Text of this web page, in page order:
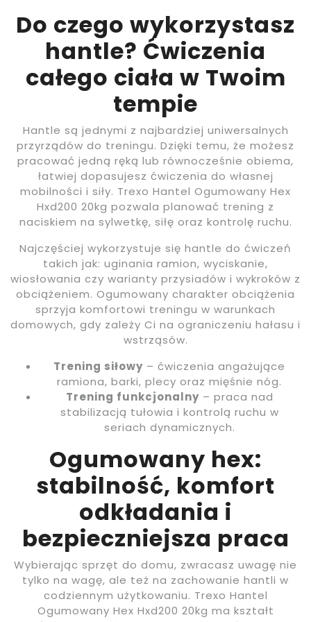
Do czego wykorzystasz
hantle? Ćwiczenia
całego ciała w Twoim
tempie
Hantle są jednymi z najbardziej uniwersalnych
przyrządów do treningu. Dzięki temu, że możesz
pracować jedną ręką lub równocześnie obiema,
łatwiej dopasujesz ćwiczenia do własnej
mobilności i siły. Trexo Hantel Ogumowany Hex
Hxd200 20kg pozwala planować trening z
naciskiem na sylwetkę, siłę oraz kontrolę ruchu.
Najczęściej wykorzystuje się hantle do ćwiczeń
takich jak: uginania ramion, wyciskanie,
wiosłowania czy warianty przysiadów i wykroków z
obciążeniem. Ogumowany charakter obciążenia
sprzyja komfortowi treningu w warunkach
domowych, gdy zależy Ci na ograniczeniu hałasu i
wstrząsów.
Trening siłowy – ćwiczenia angażujące
ramiona, barki, plecy oraz mięśnie nóg.
Trening funkcjonalny– praca nad
stabilizacją tułowia i kontrolą ruchu w
seriach dynamicznych.
Ogumowany hex:
stabilność, komfort
odkładania i
bezpieczniejsza praca
Wybierając sprzęt do domu, zwracasz uwagę nie
tylko na wagę, ale też na zachowanie hantli w
codziennym użytkowaniu. Trexo Hantel
Ogumowany Hex Hxd200 20kg ma kształt